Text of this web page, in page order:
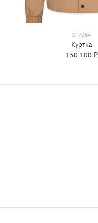
017064
Куртка
150 100 ₽